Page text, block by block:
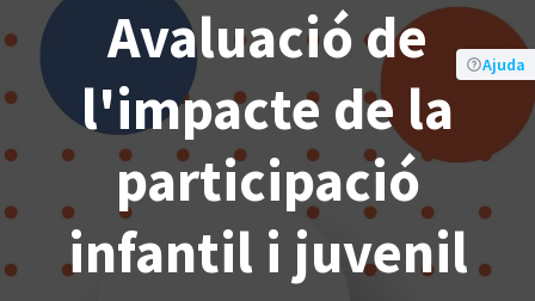
Ajuda
Avaluació de
l'impacte de la
participació
infantil i juvenil